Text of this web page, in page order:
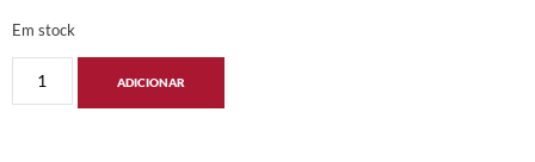
Em stock
ADICIONAR